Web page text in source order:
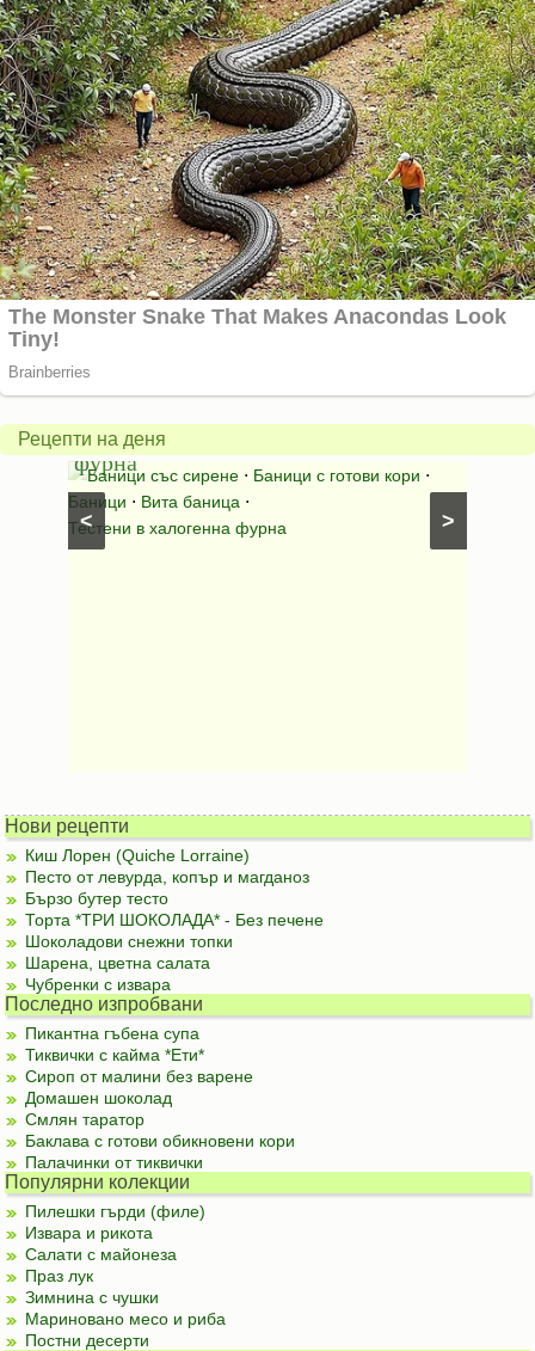
Рецепти на деня
>
<
Вита
баница в
халогенна
фурна
Баници със сирене ⋅ Баници с готови кори ⋅
Баници ⋅ Вита баница ⋅
Тестени в халогенна фурна
Нови рецепти
Киш Лорен (Quiche Lorraine)
Песто от левурда, копър и магданоз
Бързо бутер тесто
Торта *ТРИ ШОКОЛАДА* - Без печене
Шоколадови снежни топки
Шарена, цветна салата
Чубренки с извара
Последно изпробвани
Пикантна гъбена супа
Тиквички с кайма *Ети*
Сироп от малини без варене
Домашен шоколад
Смлян таратор
Баклава с готови обикновени кори
Палачинки от тиквички
Популярни колекции
Пилешки гърди (филе)
Извара и рикота
Салати с майонеза
Праз лук
Зимнина с чушки
Мариновано месо и риба
Постни десерти